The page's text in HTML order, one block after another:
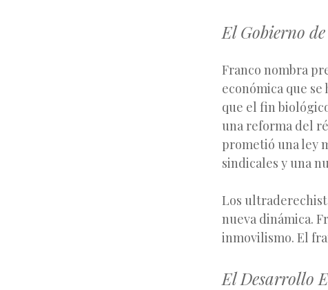
El Gobierno
Franco nombra
económica que
que el fin
una reforma del
prometió una ley
sindicales y una
Los
nueva dinámica.
inmovilismo. El
El Desarrollo